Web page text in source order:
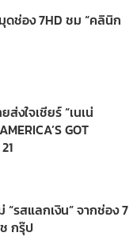
ช่อง 7HD ชม “คลินิก
งใจเชียร์ “เนเน่
GOT
“รสแลกเงิน” จากช่อง 7
กรุ๊ป